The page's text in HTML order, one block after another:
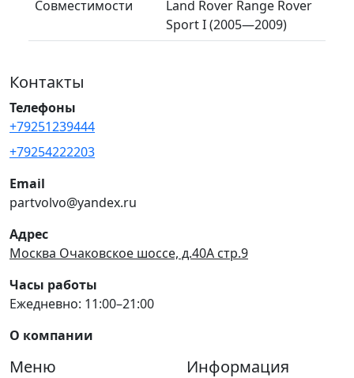
Совместимости
Land Rover Range Rover
Sport I (2005—2009)
Контакты
Телефоны
+79251239444
+79254222203
Email
partvolvo@yandex.ru
Адрес
Москва Очаковское шоссе, д.40А стр.9
Часы работы
Ежедневно: 11:00–21:00
О компании
Меню Информация